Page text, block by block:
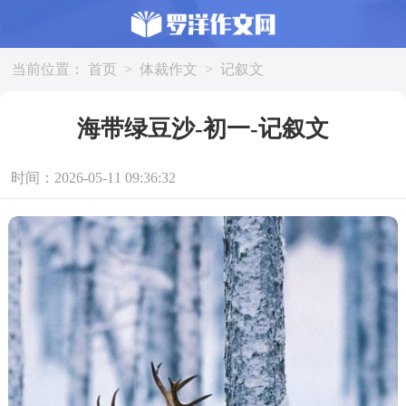
当前位置： 首页 > 体裁作文 > 记叙文
海带绿豆沙-初一-记叙文
时间：2026-05-11 09:36:32